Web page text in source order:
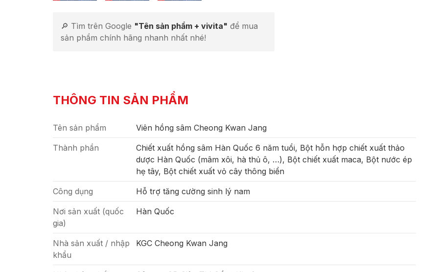
🔎 Tìm trên Google "Tên sản phẩm + vivita" để mua
sản phẩm chính hãng nhanh nhất nhé!
THÔNG TIN SẢN PHẨM
Tên sản phẩm Viên hồng sâm Cheong Kwan Jang
Thành phần
Chiết xuất hồng sâm Hàn Quốc 6 năm tuổi, Bột hỗn hợp chiết xuất thảo
dược Hàn Quốc (mâm xôi, hà thủ ô, …), Bột chiết xuất maca, Bột nước ép
hẹ tây, Bột chiết xuất vỏ cây thông biển
Công dụng Hỗ trợ tăng cường sinh lý nam
Nơi sản xuất (quốc
gia)
Hàn Quốc
Nhà sản xuất / nhập
khẩu
KGC Cheong Kwan Jang